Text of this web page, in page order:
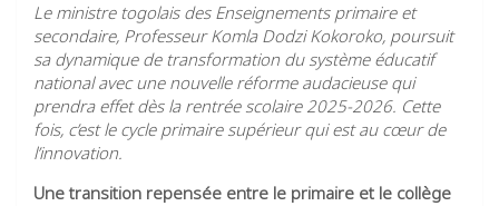
Le ministre togolais des Enseignements primaire et
secondaire, Professeur Komla Dodzi Kokoroko, poursuit
sa dynamique de transformation du système éducatif
national avec une nouvelle réforme audacieuse qui
prendra effet dès la rentrée scolaire 2025-2026. Cette
fois, c’est le cycle primaire supérieur qui est au cœur de
l’innovation.
Une transition repensée entre le primaire et le collège